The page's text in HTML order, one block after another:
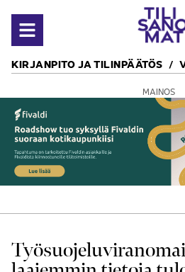
Avaa valikko
KIRJANPITO JA TILINPÄÄTÖS
MAINOS